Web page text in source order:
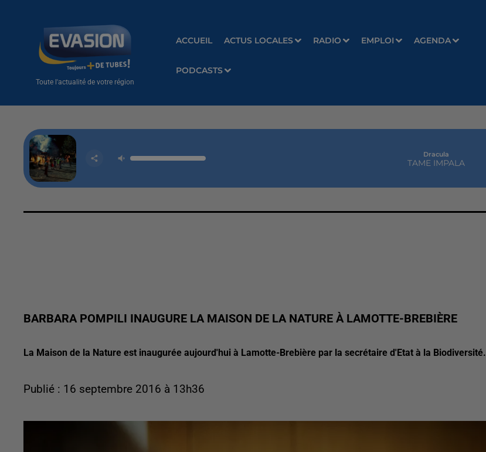
Toute l'actualité de votre région
ACCUEIL ACTUS LOCALES RADIO EMPLOI AGENDA
PODCASTS
Dracula
TAME IMPALA
BARBARA POMPILI INAUGURE LA MAISON DE LA NATURE À LAMOTTE-BREBIÈRE
La Maison de la Nature est inaugurée aujourd'hui à Lamotte-Brebière par la secrétaire d'Etat à la Biodiversité.
Publié : 16 septembre 2016 à 13h36